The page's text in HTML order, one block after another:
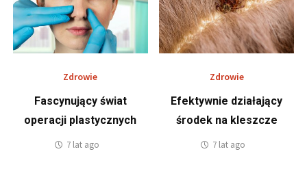
Zdrowie
Fascynujący świat
operacji plastycznych
7 lat ago
Zdrowie
Efektywnie działający
środek na kleszcze
7 lat ago